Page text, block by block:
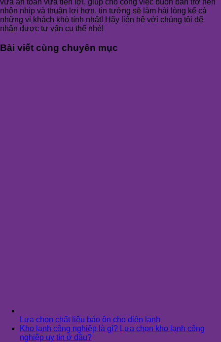
vừa an toàn vừa tiện lợi, giúp cho công việc buôn bán trở nên
nhộn nhịp và thuận lợi hơn. tin tưởng sẽ làm hài lòng kể cả
những vị khách khó tính nhất! Hãy liên hệ với chúng tôi để
nhận được tư vấn cụ thể nhé!
Bài viết cùng chuyên mục
Lựa chọn chất liệu bảo ôn cho điện lạnh
Kho lạnh công nghiệp là gì? Lựa chọn kho lạnh công
nghiệp uy tín ở đâu?